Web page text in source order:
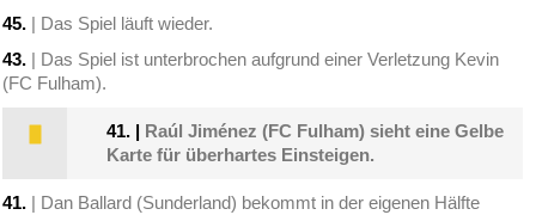
45. | Das Spiel läuft wieder.
43. | Das Spiel ist unterbrochen aufgrund einer Verletzung Kevin
(FC Fulham).
41. | Raúl Jiménez (FC Fulham) sieht eine Gelbe
Karte für überhartes Einsteigen.
41. | Dan Ballard (Sunderland) bekommt in der eigenen Hälfte